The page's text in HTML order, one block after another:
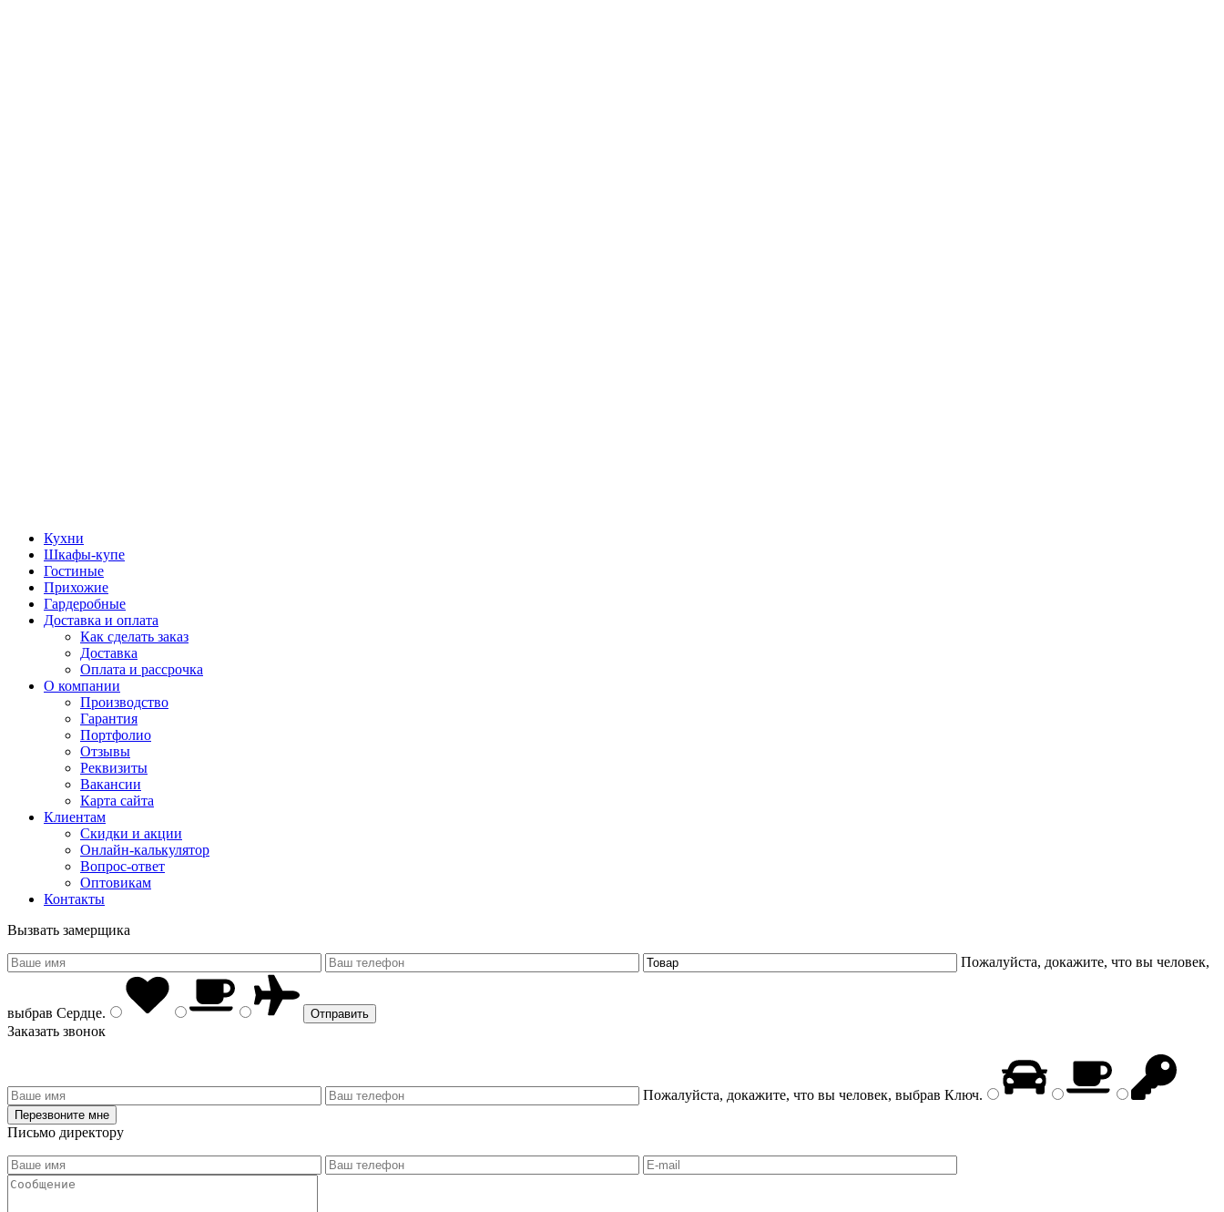
Кухни
Шкафы-купе
Гостиные
Прихожие
Гардеробные
Доставка и оплата
Как сделать заказ
Доставка
Оплата и рассрочка
О компании
Производство
Гарантия
Портфолио
Отзывы
Реквизиты
Вакансии
Карта сайта
Клиентам
Скидки и акции
Онлайн-калькулятор
Вопрос-ответ
Оптовикам
Контакты
Вызвать замерщика
Пожалуйста, докажите, что вы человек,
выбрав Сердце.
Заказать звонок
Пожалуйста, докажите, что вы человек, выбрав Ключ.
Письмо директору